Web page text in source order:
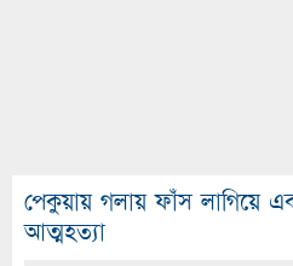
পেকুয়ায় গলায় ফাঁস লাগিয়ে এক
আত্মহত্যা